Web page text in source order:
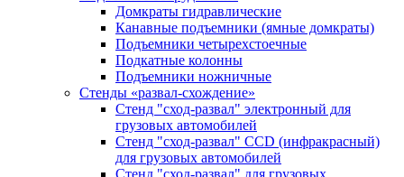
Домкраты гидравлические
Канавные подъемники (ямные домкраты)
Подъемники четырехстоечные
Подкатные колонны
Подъемники ножничные
Стенды «развал-схождение»
Стенд "сход-развал" электронный для
грузовых автомобилей
Стенд "сход-развал" CCD (инфракрасный)
для грузовых автомобилей
Стенд "сход-развал" для грузовых